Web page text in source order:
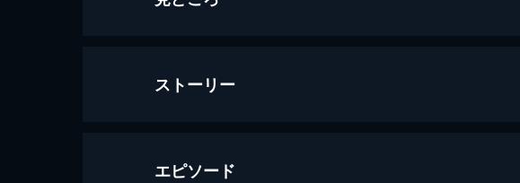
ストーリー
エピソード